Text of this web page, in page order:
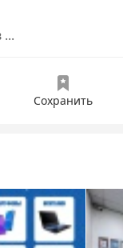
Сохранить